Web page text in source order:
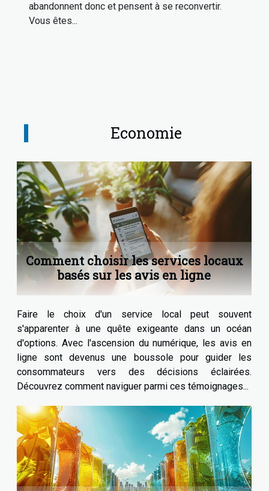
abandonnent donc et pensent à se reconvertir.
Vous êtes...
Economie
Comment choisir les services locaux
basés sur les avis en ligne
Faire le choix d'un service local peut souvent
s'apparenter à une quête exigeante dans un océan
d'options. Avec l'ascension du numérique, les avis en
ligne sont devenus une boussole pour guider les
consommateurs vers des décisions éclairées.
Découvrez comment naviguer parmi ces témoignages...